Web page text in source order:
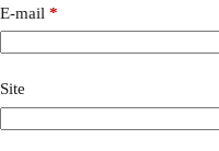
E-mail *
Site